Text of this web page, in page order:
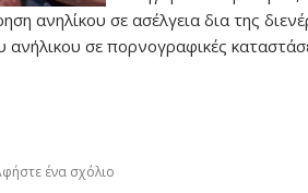
ανηλίκου σε ασέλγεια δια της
σε πορνογραφικές
ένα σχόλιο